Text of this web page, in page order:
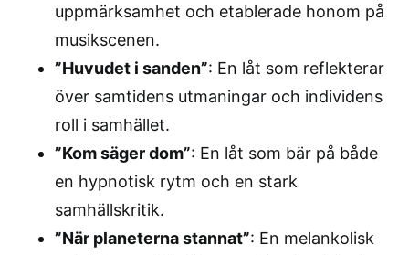
uppmärksamhet och etablerade honom på
musikscenen.
”Huvudet i sanden”: En låt som reflekterar
över samtidens utmaningar och individens
roll i samhället.
”Kom säger dom”: En låt som bär på både
en hypnotisk rytm och en stark
samhällskritik.
”När planeterna stannat”: En melankolisk